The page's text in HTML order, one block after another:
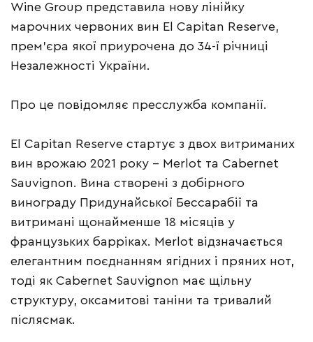
Wine Group представила нову лінійку
марочних червоних вин El Capitan Reserve,
прем’єра якої приурочена до 34-ї річниці
Незалежності України.
Про це повідомляє пресслужба компанії.
El Capitan Reserve стартує з двох витриманих
вин врожаю 2021 року – Merlot та Cabernet
Sauvignon. Вина створені з добірного
винограду Придунайської Бессарабії та
витримані щонайменше 18 місяців у
французьких барріках. Merlot відзначається
елегантним поєднанням ягідних і пряних нот,
тоді як Cabernet Sauvignon має щільну
структуру, оксамитові таніни та тривалий
післясмак.